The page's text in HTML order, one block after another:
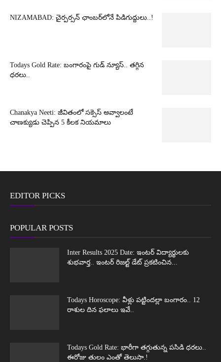
NIZAMABAD: చైర్పర్సన్ ఛాంబర్‌లోనే పిడిగుద్దులు..!
Todays Gold Rate: బంగారంపై గుడ్ న్యూస్.. తగ్గిన
ధరలు..
Chanakya Neeti: జీవితంలో సక్సెస్ అవ్వాలంటే
చాణక్యుడు చెప్పిన 5 కీలక నియమాలు
EDITOR PICKS
POPULAR POSTS
Inter Results 2025 Date: ఇంటర్ విద్యార్థులకు
శుభవార్త.. ఇంటర్ రిజల్ట్ డేట్ ప్రకటించిన...
Todays Horoscope: వీళ్లు పట్టిందల్లా బంగారం.. 12
రాశుల దిన ఫలాలు ఇవే..
Todays Gold Rate: భారీగా తగ్గుతున్న పసిడి ధరలు..
ఈరోజు తులం ఎంతో తెలుసా.!